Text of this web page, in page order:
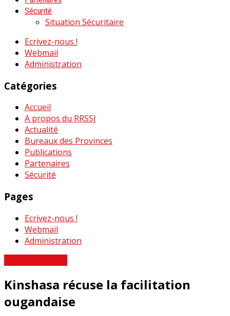
Sécurité
Situation Sécuritaire
Ecrivez-nous !
Webmail
Administration
Catégories
Accueil
A propos du RRSSJ
Actualité
Bureaux des Provinces
Publications
Partenaires
Sécurité
Pages
Ecrivez-nous !
Webmail
Administration
Kinshasa récuse la facilitation
ougandaise